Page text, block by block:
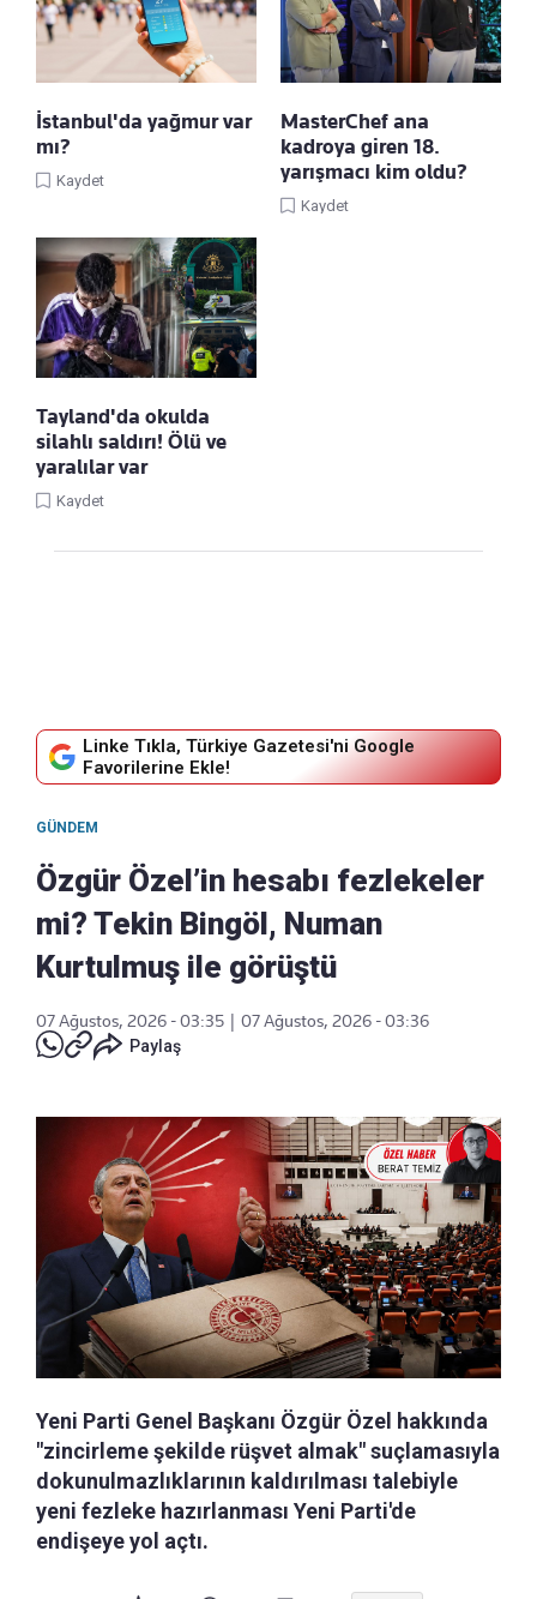
İstanbul'da yağmur var
mı?
Kaydet
MasterChef ana
kadroya giren 18.
yarışmacı kim oldu?
Kaydet
Tayland'da okulda
silahlı saldırı! Ölü ve
yaralılar var
Kaydet
Linke Tıkla, Türkiye Gazetesi'ni Google
Favorilerine Ekle!
GÜNDEM
Özgür Özel’in hesabı fezlekeler
mi? Tekin Bingöl, Numan
Kurtulmuş ile görüştü
07 Ağustos, 2026 - 03:35
07 Ağustos, 2026 - 03:36
Paylaş
Yeni Parti Genel Başkanı Özgür Özel hakkında
"zincirleme şekilde rüşvet almak" suçlamasıyla
dokunulmazlıklarının kaldırılması talebiyle
yeni fezleke hazırlanması Yeni Parti'de
endişeye yol açtı.